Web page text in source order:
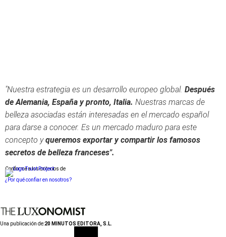
"Nuestra estrategia es un desarrollo europeo global. Después
de Alemania, España y pronto, Italia. Nuestras marcas de
belleza asociadas están interesadas en el mercado español
para darse a conocer. Es un mercado maduro para este
concepto yqueremos exportar y compartir los famosos
secretos de belleza franceses".
Conforme a los criterios de
¿Por qué confiar en nosotros?
Una publicación de:20 MINUTOS EDITORA, S.L.